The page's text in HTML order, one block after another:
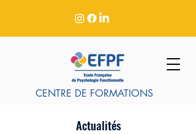
CENTRE DE FORMATIONS
Actualités